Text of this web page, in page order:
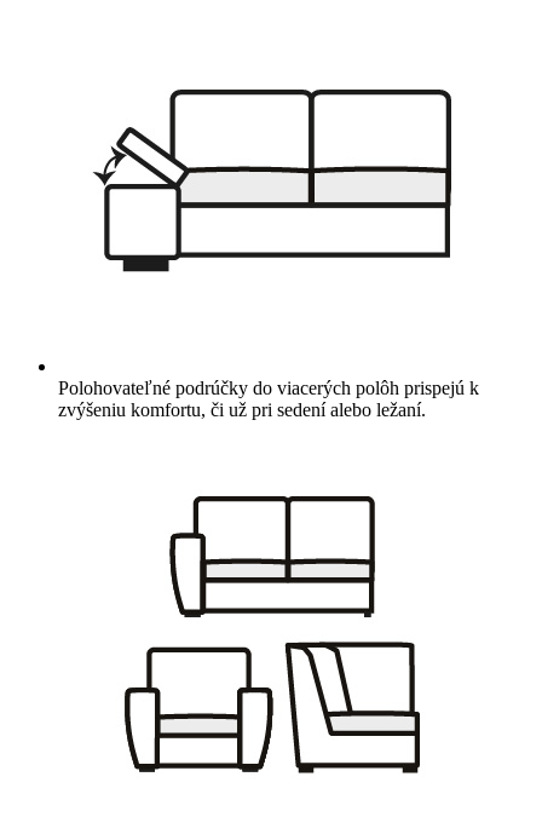
Polohovateľné podrúčky do viacerých polôh prispejú k
zvýšeniu komfortu, či už pri sedení alebo ležaní.